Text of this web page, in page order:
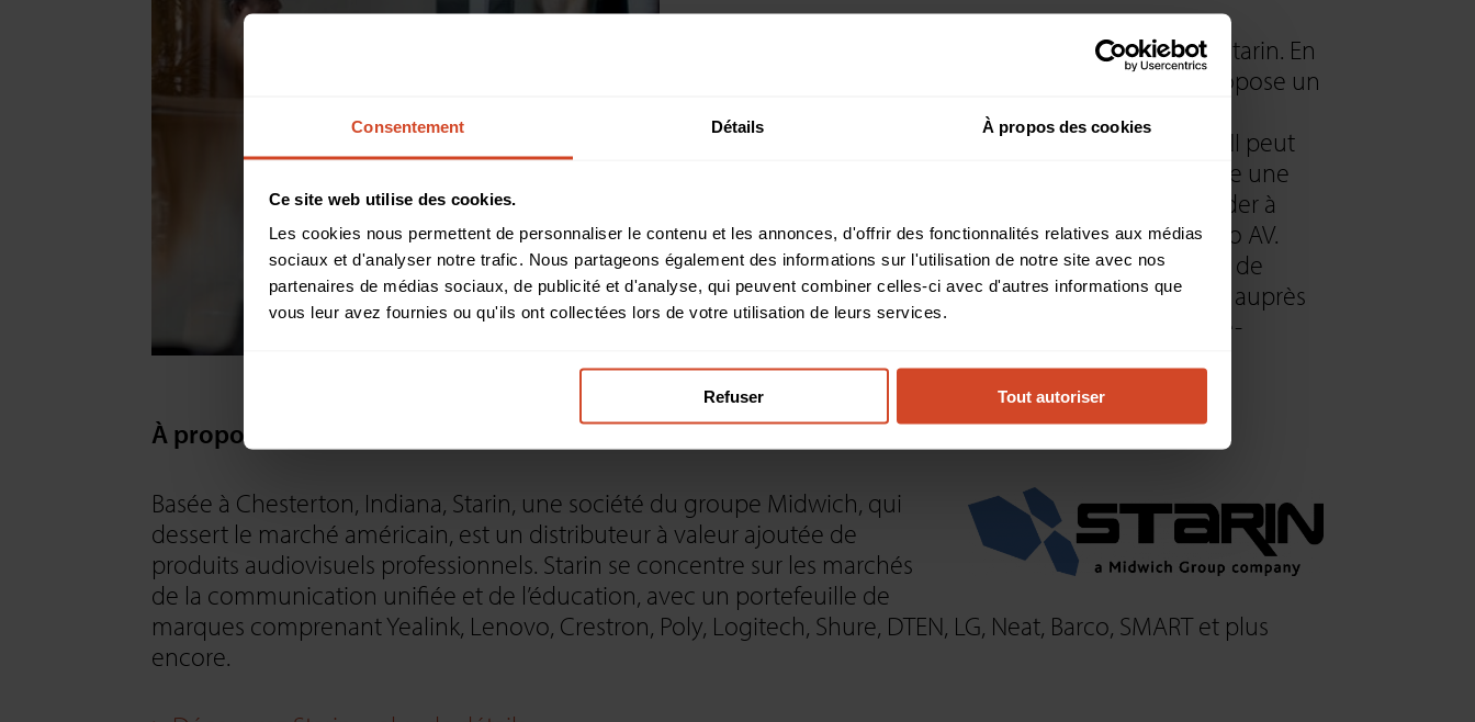
Consentement Détails À propos des cookies
Ce site web utilise des cookies.
Les cookies nous permettent de personnaliser le contenu et les annonces, d'offrir des fonctionnalités relatives aux médias
sociaux et d'analyser notre trafic. Nous partageons également des informations sur l'utilisation de notre site avec nos
partenaires de médias sociaux, de publicité et d'analyse, qui peuvent combiner celles-ci avec d'autres informations que
vous leur avez fournies ou qu'ils ont collectées lors de votre utilisation de leurs services.
Refuser Tout autoriser
« Nous sommes très heureux de nous associer à Starin. En
plus d’être une organisation bien gérée, Starin propose un
portefeuille de produits complet de solutions
complémentaires avec lesquelles l’offre d’INOGENI peut
être vendue. L’équipe expérimentée de Starin offre une
approche de vente à valeur ajoutée pour nous aider à
développer davantage le marché avec le canal Pro AV.
Nous sommes impatients de profiter de la portée de
Starin pour augmenter la valeur de notre marque auprès
des revendeurs Pro AV », a déclaré Jeff Meyer, vice-
À propos de Starin
Basée à Chesterton, Indiana, Starin, une société du groupe Midwich, qui
dessert le marché américain, est un distributeur à valeur ajoutée de
produits audiovisuels professionnels. Starin se concentre sur les marchés
de la communication unifiée et de l’éducation, avec un portefeuille de
marques comprenant Yealink, Lenovo, Crestron, Poly, Logitech, Shure, DTEN, LG, Neat, Barco, SMART et plus
encore.